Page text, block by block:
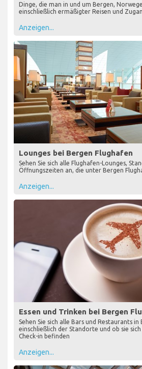
Dinge, die man in und um Bergen,
einschließlich ermäßigter Reisen und
Anzeigen...
Lounges bei Bergen Flughafen
Sehen Sie sich alle Flughafen-Lounges,
Öffnungszeiten an, die unter Bergen
Anzeigen...
Essen und Trinken bei Bergen
Sehen Sie sich alle Bars und Restaurants
einschließlich der Standorte und ob sie
Check-in befinden
Anzeigen...